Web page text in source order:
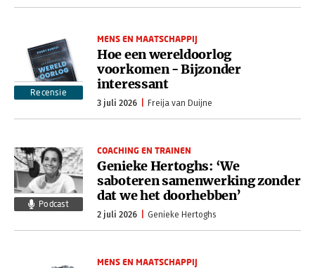
Recensie
MENS EN MAATSCHAPPIJ
Hoe een wereldoorlog
voorkomen - Bijzonder
interessant
3 juli 2026 Freija van Duijne
Podcast
COACHING EN TRAINEN
Genieke Hertoghs: ‘We
saboteren samenwerking zonder
dat we het doorhebben’
2 juli 2026 Genieke Hertoghs
MENS EN MAATSCHAPPIJ